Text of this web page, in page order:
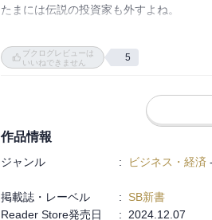
たまには伝説の投資家も外すよね。
まぁ、これが持続しないだろうという見
投資家としての見方や見聞の深さは流石
ブクログレビューは
いいねできません
5
作品情報
ジャンル : ビジネス・経済 -
掲載誌・レーベル
: SB新書
Reader Store発売日
: 2024.12.07